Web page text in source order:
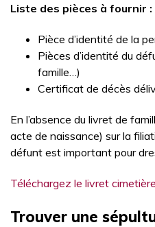
Liste des pièces à fournir :
Pièce d’identité de la
Pièces d’identité du
famille…)
Certificat de décès
En l’absence du livret de
acte de naissance) sur la
défunt est important pour
Téléchargez le livret cimetière
Trouver une